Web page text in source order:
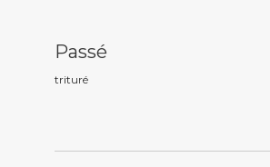
Passé
trituré